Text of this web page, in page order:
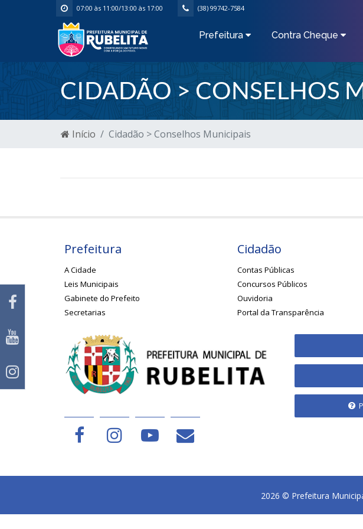
07:00 às 11:00/13:00 às 17:00 (38) 99742-7584
Prefeitura Contra Cheque
CIDADÃO > CONSELHOS
Início Cidadão > Conselhos Municipais
Prefeitura
A Cidade
Leis Municipais
Gabinete do Prefeito
Secretarias
Cidadão
Contas Públicas
Concursos Públicos
Ouvidoria
Portal da Transparência
2026 © Prefeitura